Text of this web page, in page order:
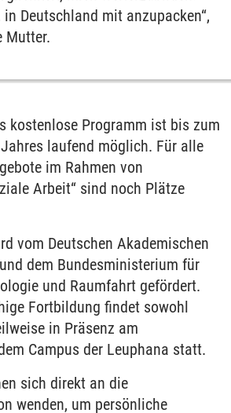
Deutschland mit anzupacken“,
Mutter.
kostenlose Programm ist bis zum
laufend möglich. Für alle
im Rahmen von
Arbeit“ sind noch Plätze
vom Deutschen Akademischen
dem Bundesministerium für
und Raumfahrt gefördert.
Fortbildung findet sowohl
in Präsenz am
Campus der Leuphana statt.
sich direkt an die
wenden, um persönliche